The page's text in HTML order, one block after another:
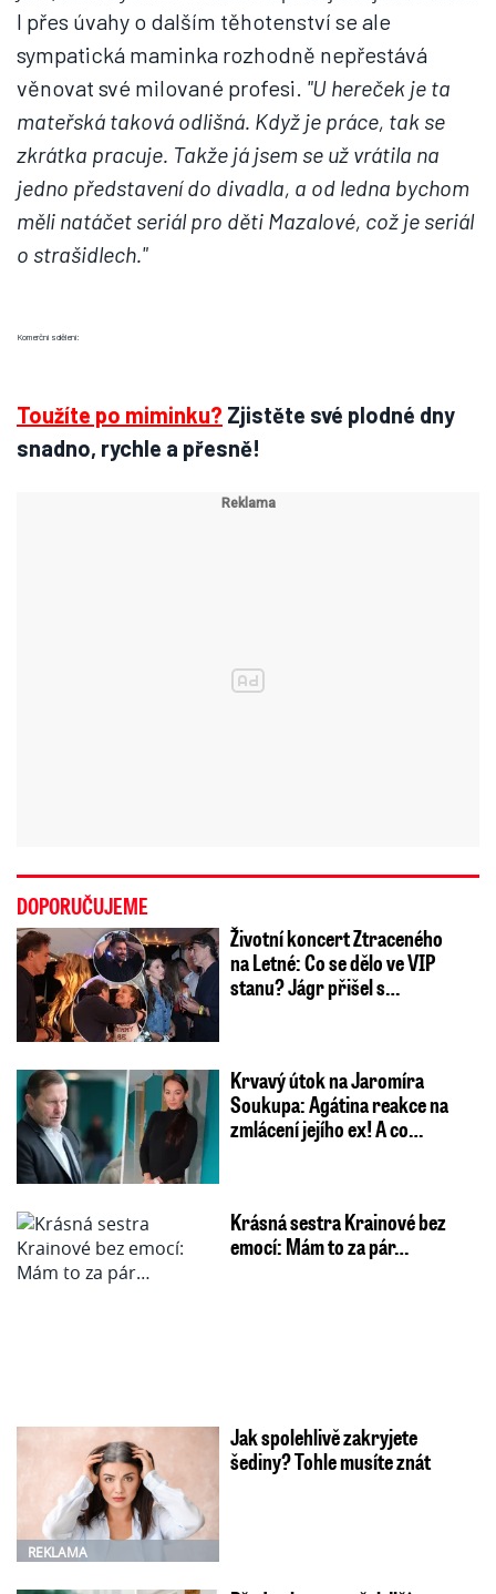
I přes úvahy o dalším těhotenství se ale
sympatická maminka rozhodně nepřestává
věnovat své milované profesi. "U hereček je ta
mateřská taková odlišná. Když je práce, tak se
zkrátka pracuje. Takže já jsem se už vrátila na
jedno představení do divadla, a od ledna bychom
měli natáčet seriál pro děti Mazalové, což je seriál
o strašidlech."
Komerční sdělení:
Toužíte po miminku? Zjistěte své plodné dny
snadno, rychle a přesně!
DOPORUČUJEME
Životní koncert Ztraceného
na Letné: Co se dělo ve VIP
stanu? Jágr přišel s…
Krvavý útok na Jaromíra
Soukupa: Agátina reakce na
zmlácení jejího ex! A co…
Krásná sestra Krainové bez
emocí: Mám to za pár…
REKLAMA
Jak spolehlivě zakryjete
šediny? Tohle musíte znát